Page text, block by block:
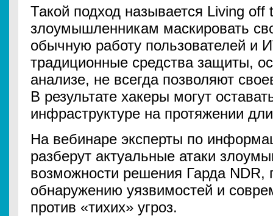
Такой подход называется Living
злоумышленникам маскировать
обычную работу пользователей и
традиционные средства защиты,
анализе, не всегда позволяют
В результате хакеры могут
инфраструктуре на протяжении
На вебинаре эксперты по
разберут актуальные атаки
возможности решения Гарда NDR,
обнаружению уязвимостей и
против «тихих» угроз.